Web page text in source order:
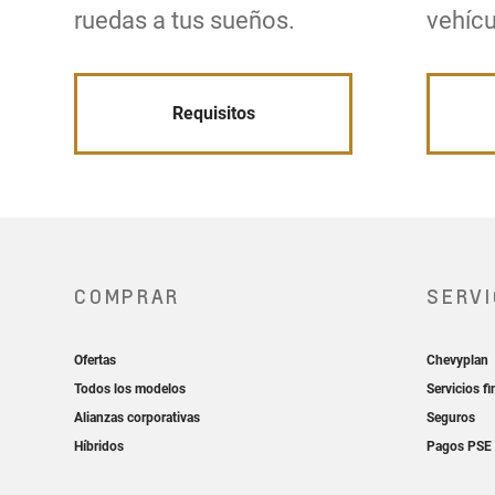
ruedas a tus sueños.
Requisitos